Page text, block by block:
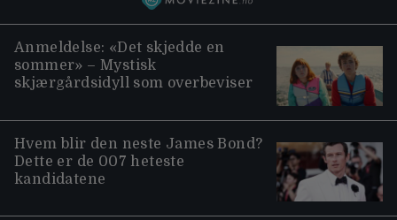
Anmeldelse: «Det skjedde en
sommer» – Mystisk
skjærgårdsidyll som overbeviser
Hvem blir den neste James Bond?
Dette er de 007 heteste
kandidatene